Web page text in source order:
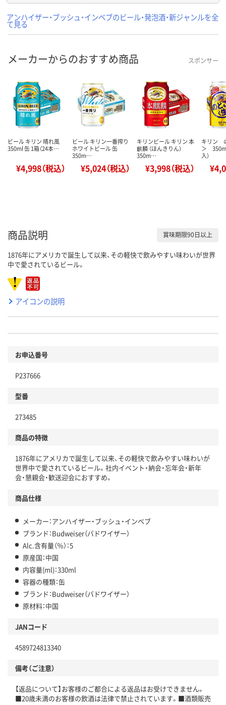
アンハイザー・ブッシュ・インベブのビール・発泡酒・新ジャンルを全
て見る
メーカーからのおすすめ商品 スポンサー
ビール キリン 晴れ風
350ml 缶 1箱（24本…
¥4,998（税込）
ビール キリン一番搾り
ホワイトビール 缶
350m…
¥5,024（税込）
キリンビール キリン 本
麒麟 （ほんきりん）
350m…
¥3,998（税込）
キリン
＞
入）
商品説明 賞味期限90日以上
1876年にアメリカで誕生して以来、その軽快で飲みやすい味わいが世界
中で愛されているビール。
アイコンの説明
お申込番号
P237666
型番
273485
商品の特徴
1876年にアメリカで誕生して以来、その軽快で飲みやすい味わいが
世界中で愛されているビール。社内イベント・納会・忘年会・新年
会・懇親会・歓送迎会におすすめ。
商品仕様
メーカー：アンハイザー・ブッシュ・インベブ
ブランド：Budweiser（バドワイザー）
Alc.含有量（％）：5
原産国：中国
内容量(ml)：330ml
容器の種類：缶
ブランド：Budweiser（バドワイザー）
原材料：中国
JANコード
4589724813340
備考（ご注意）
【返品について】お客様のご都合による返品はお受けできません。
■20歳未満のお客様の飲酒は法律で禁止されています。■酒類販売